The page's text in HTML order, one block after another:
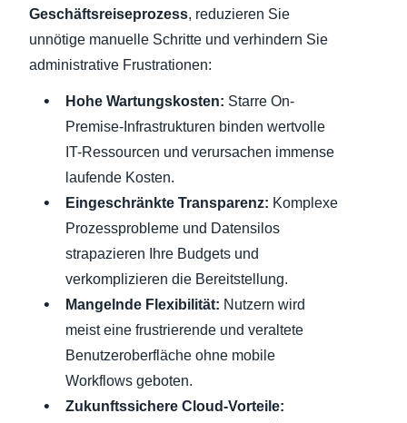
Geschäftsreiseprozess, reduzieren Sie
unnötige manuelle Schritte und verhindern Sie
administrative Frustrationen:
Hohe Wartungskosten: Starre On-
Premise-Infrastrukturen binden wertvolle
IT-Ressourcen und verursachen immense
laufende Kosten.
Eingeschränkte Transparenz: Komplexe
Prozessprobleme und Datensilos
strapazieren Ihre Budgets und
verkomplizieren die Bereitstellung.
Mangelnde Flexibilität: Nutzern wird
meist eine frustrierende und veraltete
Benutzeroberfläche ohne mobile
Workflows geboten.
Zukunftssichere Cloud-Vorteile: